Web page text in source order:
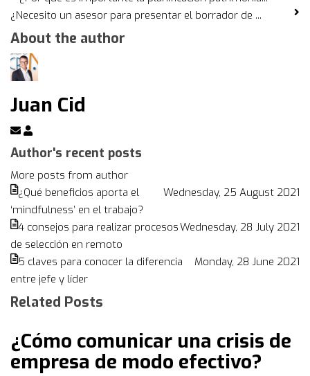
¿Necesito un asesor para presentar el borrador de ...
About the author
Juan Cid
Subscribe
to
from
author
Juan
Cid
Author's recent posts
More posts from author
Wednesday, 25 August 2021
¿Qué beneficios aporta el
‘mindfulness’ en el trabajo?
Wednesday, 28 July 2021
4 consejos para realizar procesos
de selección en remoto
Monday, 28 June 2021
5 claves para conocer la diferencia
entre jefe y líder
Related Posts
¿Cómo comunicar una crisis de
empresa de modo efectivo?